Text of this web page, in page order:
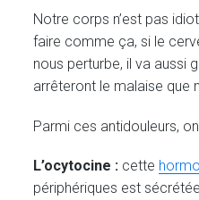
Notre corps n’est pas
faire comme ça, si le
nous perturbe, il va aussi
arrêteront le malaise que
Parmi ces antidouleurs,
L’ocytocine : cette
périphériques est